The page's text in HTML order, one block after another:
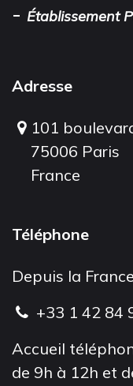
- Établissement
Adresse
101
75006 Paris
France
Téléphone
Depuis la
+33 1 42 84
Accueil
de 9h à 12h et